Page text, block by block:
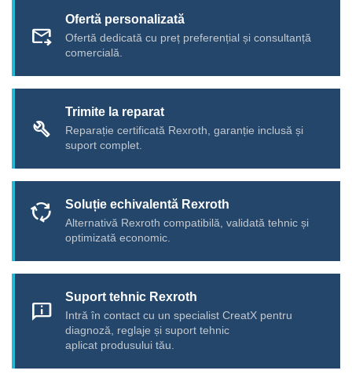
forward_to_inbox
Ofertă personalizată
Ofertă dedicată cu preț preferențial și consultanță
comercială.
build
Trimite la reparat
Reparație certificată Rexroth, garanție inclusă și
suport complet.
cycle Soluție echivalentă Rexroth
Alternativă Rexroth compatibilă, validată tehnic și
optimizată economic.
chat_info
Suport tehnic Rexroth
Intră în contact cu un specialist CreatX pentru
diagnoză, reglaje și suport tehnic
aplicat produsului tău.